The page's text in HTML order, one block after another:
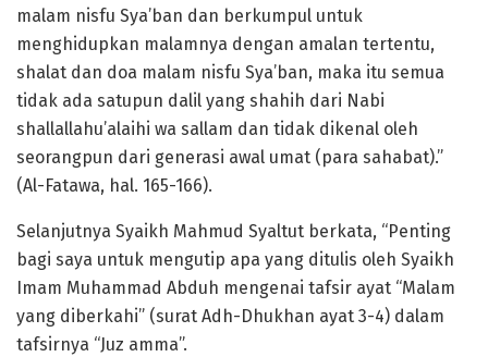
malam nisfu Sya’ban dan berkumpul untuk
menghidupkan malamnya dengan amalan tertentu,
shalat dan doa malam nisfu Sya’ban, maka itu semua
tidak ada satupun dalil yang shahih dari Nabi
shallallahu’alaihi wa sallam dan tidak dikenal oleh
seorangpun dari generasi awal umat (para sahabat).”
(Al-Fatawa, hal. 165-166).
Selanjutnya Syaikh Mahmud Syaltut berkata, “Penting
bagi saya untuk mengutip apa yang ditulis oleh Syaikh
Imam Muhammad Abduh mengenai tafsir ayat “Malam
yang diberkahi” (surat Adh-Dhukhan ayat 3-4) dalam
tafsirnya “Juz amma”.